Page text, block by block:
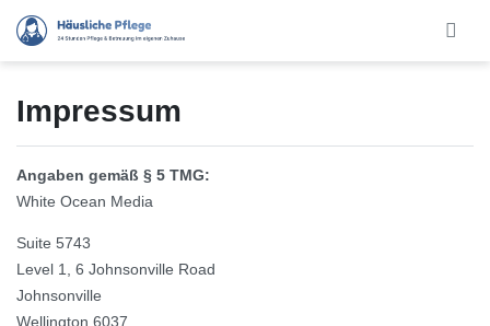
Skip to main content
Impressum
Angaben gemäß § 5 TMG:
White Ocean Media
Suite 5743
Level 1, 6 Johnsonville Road
Johnsonville
Wellington 6037